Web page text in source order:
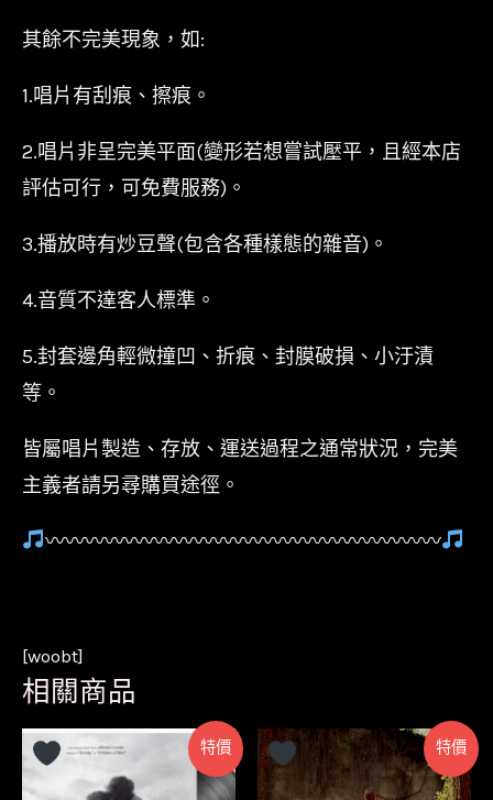
其餘不完美現象，如:
1.唱片有刮痕、擦痕。
2.唱片非呈完美平面(變形若想嘗試壓平，且經本店
評估可行，可免費服務)。
3.播放時有炒豆聲(包含各種樣態的雜音)。
4.音質不達客人標準。
5.封套邊角輕微撞凹、折痕、封膜破損、小汙漬
等。
皆屬唱片製造、存放、運送過程之通常狀況，完美
主義者請另尋購買途徑。
〰〰〰〰〰〰〰〰〰〰〰〰〰〰〰〰〰〰〰〰
[woobt]
相關商品
特價 特價